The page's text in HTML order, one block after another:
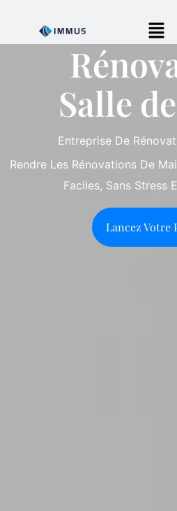
Salle
Entreprise De
Rendre Les Rénovations De
Faciles, Sans Stress
Lancez Votre